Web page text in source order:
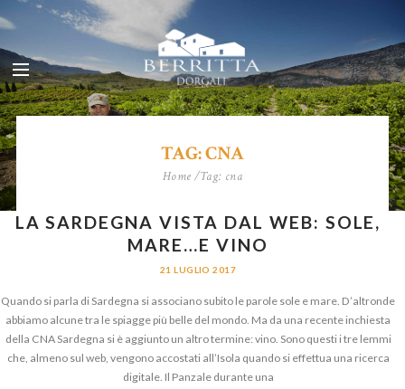
TAG: CNA
Home Tag: cna
LA SARDEGNA VISTA DAL WEB: SOLE,
MARE…E VINO
21 LUGLIO 2017
Quando si parla di Sardegna si associano subito le parole sole e mare. D’altronde
abbiamo alcune tra le spiagge più belle del mondo. Ma da una recente inchiesta
della CNA Sardegna si è aggiunto un altro termine: vino. Sono questi i tre lemmi
che, almeno sul web, vengono accostati all’Isola quando si effettua una ricerca
digitale. Il Panzale durante una